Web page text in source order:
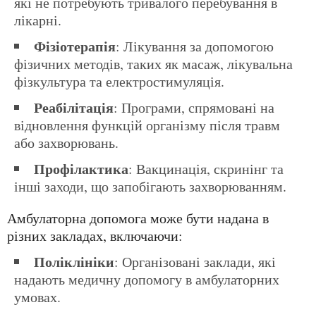
лікарні.
Фізіотерапія: Лікування за допомогою
фізичних методів, таких як масаж, лікувальна
фізкультура та електростимуляція.
Реабілітація: Програми, спрямовані на
відновлення функцій організму після травм
або захворювань.
Профілактика: Вакцинація, скринінг та
інші заходи, що запобігають захворюванням.
Амбулаторна допомога може бути надана в
різних закладах, включаючи:
Поліклініки: Організовані заклади, які
надають медичну допомогу в амбулаторних
умовах.